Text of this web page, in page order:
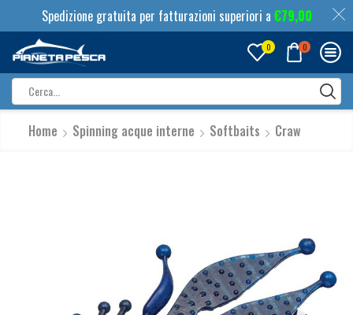
Spedizione gratuita per fatturazioni superiori a €79,00
0 0
input
Home Spinning acque interne Softbaits Craw